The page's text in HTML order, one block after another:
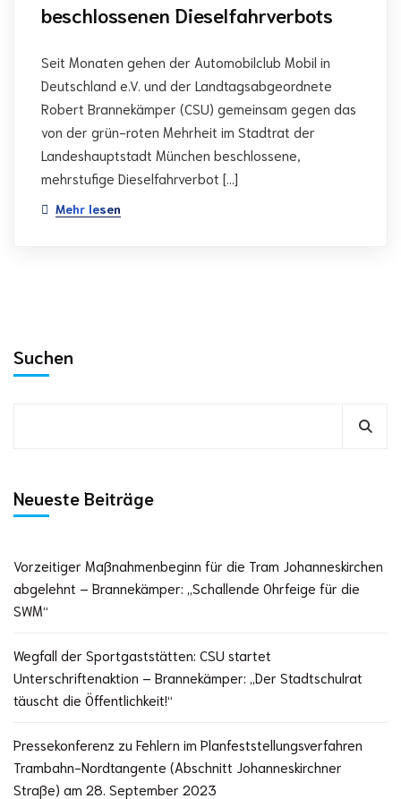
beschlossenen Dieselfahrverbots
Seit Monaten gehen der Automobilclub Mobil in
Deutschland e.V. und der Landtagsabgeordnete
Robert Brannekämper (CSU) gemeinsam gegen das
von der grün-roten Mehrheit im Stadtrat der
Landeshauptstadt München beschlossene,
mehrstufige Dieselfahrverbot […]
Mehr lesen
Suchen
Neueste Beiträge
Vorzeitiger Maßnahmenbeginn für die Tram Johanneskirchen
abgelehnt – Brannekämper: „Schallende Ohrfeige für die
SWM“
Wegfall der Sportgaststätten: CSU startet
Unterschriftenaktion – Brannekämper: „Der Stadtschulrat
täuscht die Öffentlichkeit!“
Pressekonferenz zu Fehlern im Planfeststellungsverfahren
Trambahn-Nordtangente (Abschnitt Johanneskirchner
Straße) am 28. September 2023